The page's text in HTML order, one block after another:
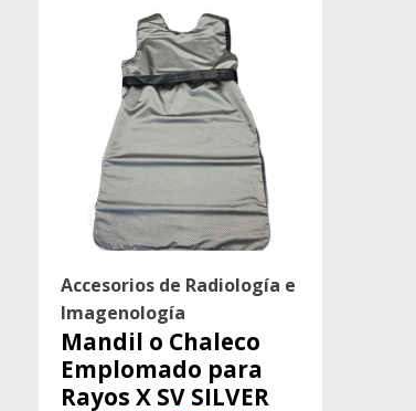
Accesorios de Radiología e
Imagenología
Mandil o Chaleco
Emplomado para
Rayos X SV SILVER